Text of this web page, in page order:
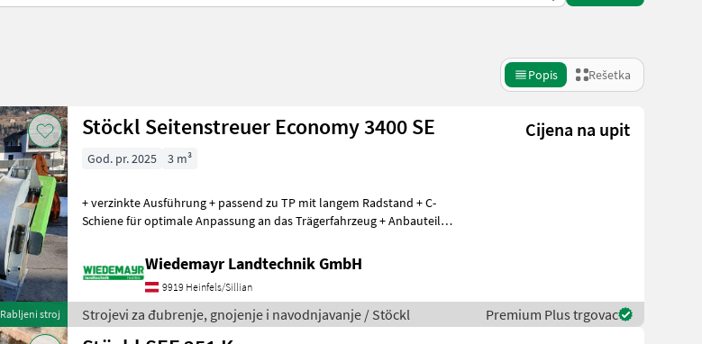
Popis Rešetka
Rabljeni stroj
Stöckl Seitenstreuer Economy 3400 SE Cijena na upit
God. pr. 2025 3 m³
+ verzinkte Ausführung + passend zu TP mit langem Radstand + C-
Schiene für optimale Anpassung an das Trägerfahrzeug + Anbauteile
Wiedemayr Landtechnik GmbH
9919 Heinfels/Sillian
Strojevi za đubrenje, gnojenje i navodnjavanje / Stöckl Premium Plus trgovac